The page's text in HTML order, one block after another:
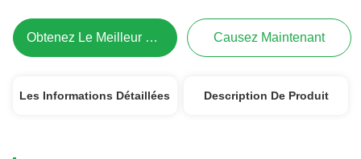
Obtenez Le Meilleur Prix Causez Maintenant
Les Informations Détaillées Description De Produit